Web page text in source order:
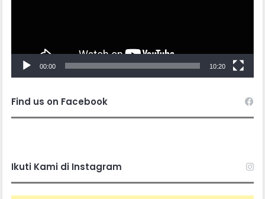
00:00 10:20
Find us on Facebook
Ikuti Kami di Instagram